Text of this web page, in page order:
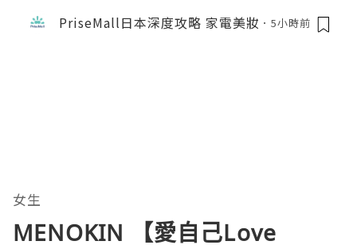
PriseMall日本深度攻略 家電美妝 5小時前
女生
MENOKIN 【愛自己Love